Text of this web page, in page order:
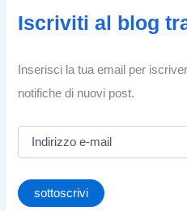
Iscriviti al blog
Inserisci la tua email per
notifiche di nuovi post.
i
r
sottoscrivi